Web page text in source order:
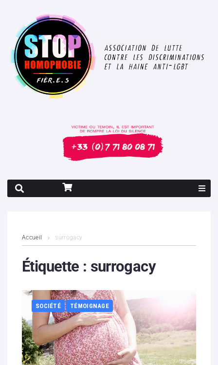
Contenus litigieux
Boutique
Partenaires
Contacts
Accueil surrogacy
Étiquette : surrogacy
SOCIÉTÉ TÉMOIGNAGE